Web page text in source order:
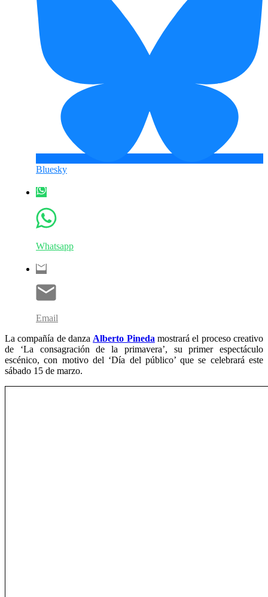
Bluesky
Whatsapp
Email
La compañía de danza Alberto Pineda mostrará el proceso creativo
de ‘La consagración de la primavera’, su primer espectáculo
escénico, con motivo del ‘Día del público’ que se celebrará este
sábado 15 de marzo.